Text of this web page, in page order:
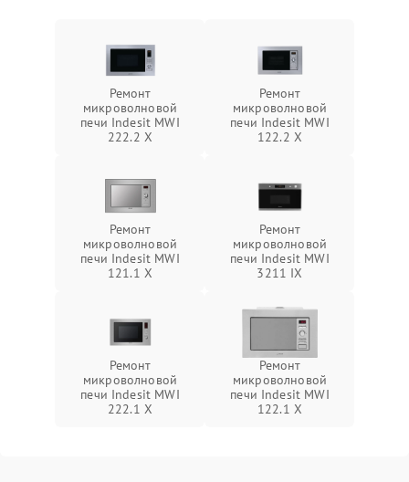
Ремонт
микроволновой
печи Indesit MWI
222.2 X
Ремонт
микроволновой
печи Indesit MWI
122.2 X
Ремонт
микроволновой
печи Indesit MWI
121.1 X
Ремонт
микроволновой
печи Indesit MWI
3211 IX
Ремонт
микроволновой
печи Indesit MWI
222.1 X
Ремонт
микроволновой
печи Indesit MWI
122.1 X